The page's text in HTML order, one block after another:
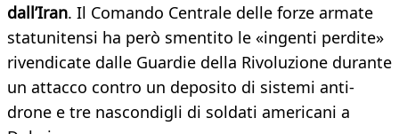
dall’Iran. Il Comando Centrale delle forze armate
statunitensi ha però smentito le «ingenti perdite»
rivendicate dalle Guardie della Rivoluzione durante
un attacco contro un deposito di sistemi anti-
drone e tre nascondigli di soldati americani a